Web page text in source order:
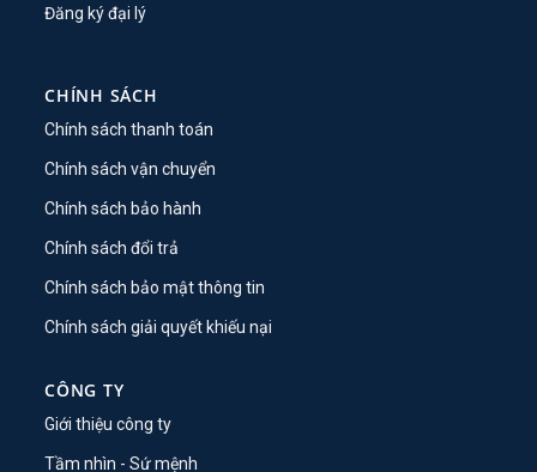
Đăng ký đại lý
CHÍNH SÁCH
Chính sách thanh toán
Chính sách vận chuyển
Chính sách bảo hành
Chính sách đổi trả
Chính sách bảo mật thông tin
Chính sách giải quyết khiếu nại
CÔNG TY
Giới thiệu công ty
Tầm nhìn - Sứ mệnh